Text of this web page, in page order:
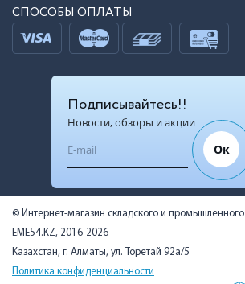
СПОСОБЫ ОПЛАТЫ
Подписывайтесь!!
Новости, обзоры и акции
Ок
© Интернет-магазин складского и
EME54.KZ, 2016-2026
Казахстан, г. Алматы, ул. Торетай 92а/5
Политика конфиденциальности